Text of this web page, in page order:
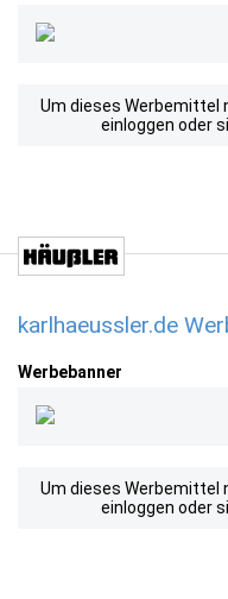
Um dieses Werbemittel
einloggen oder
karlhaeussler.de
Werbebanner
Um dieses Werbemittel
einloggen oder